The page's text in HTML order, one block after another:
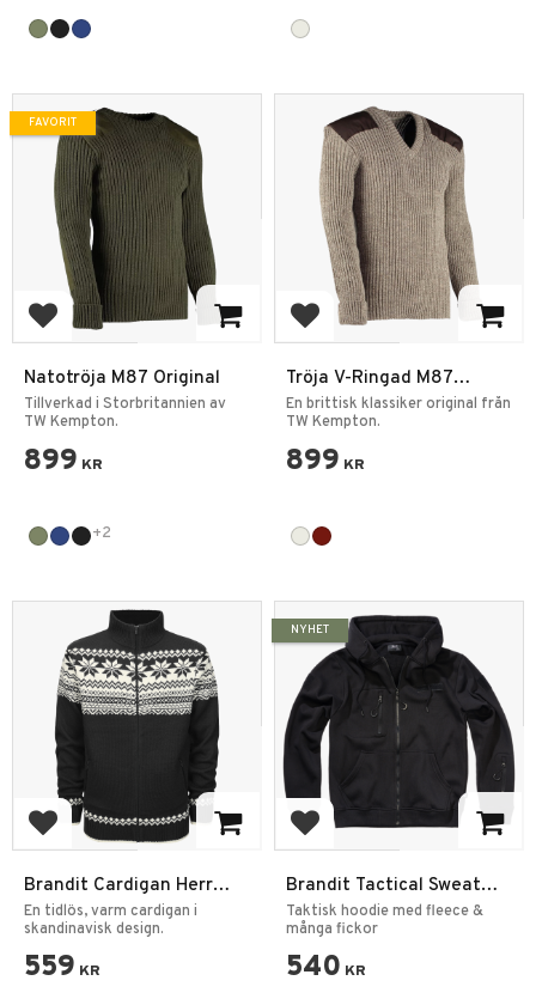
Lägg till i favoriter
Natotröja M87 Original
Tillverkad i Storbritannien av
TW Kempton.
899 KR
FAVORIT
+2
Lägg till i favoriter
Tröja V-Ringad M87
Original
En brittisk klassiker original från
TW Kempton.
899 KR
Lägg till i favoriter
Brandit Cardigan Herr
Norweger Norsk Kofta
En tidlös, varm cardigan i
skandinavisk design.
559 KR
Lägg till i favoriter
Brandit Tactical Sweat
Jacket Fleecefodrad med
hoodie
Taktisk hoodie med fleece &
många fickor
540 KR
NYHET